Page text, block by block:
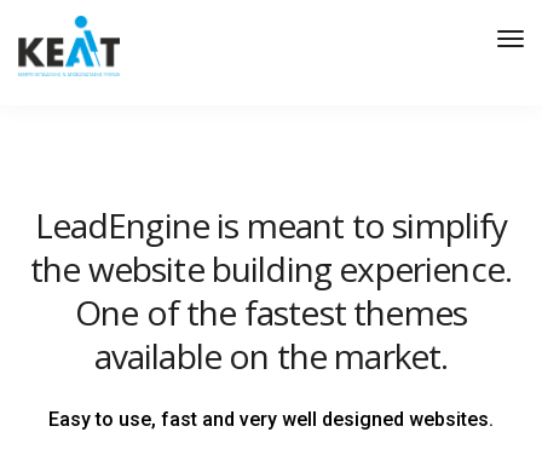
LeadEngine is meant to simplify
the website building experience.
One of the fastest themes
available on the market.
Easy to use, fast and very well designed websites.